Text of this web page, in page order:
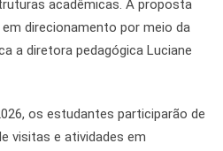
acadêmicas. A proposta
direcionamento por meio da
a diretora pedagógica Luciane
os estudantes participarão de
visitas e atividades em